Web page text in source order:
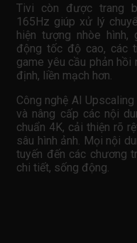
Tivi còn được trang
165Hz giúp xử lý
hiện tượng nhòe hình,
động tốc độ cao, các
game yêu cầu phản hồi
định, liền mạch hơn.
Công nghệ AI
và nâng cấp các nội
chuẩn 4K, cải thiện rõ
sâu hình ảnh. Mọi nội
tuyến đến các chương
chi tiết, sống động.